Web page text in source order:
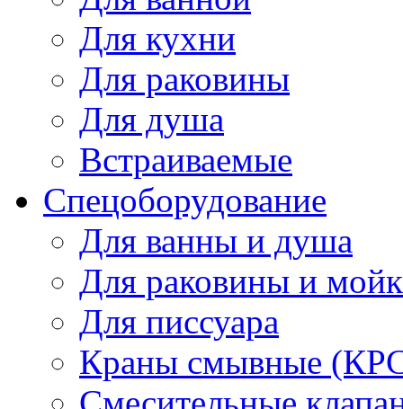
Для кухни
Для раковины
Для душа
Встраиваемые
Спецоборудование
Для ванны и душа
Для раковины и
Для писсуара
Краны смывные